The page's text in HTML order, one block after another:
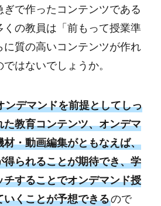
で作ったコンテンツである
くの教員は「前もって授業準
質の高いコンテンツが作れ
はないでしょうか。
ンデマンドを前提としてしっ
教育コンテンツ、オンデマ
・動画編集がともなえば、
られることが期待でき、学
することでオンデマンド授
くことが予想できるので